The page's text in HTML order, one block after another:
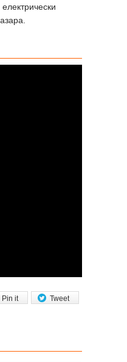
Tweet
Pin it